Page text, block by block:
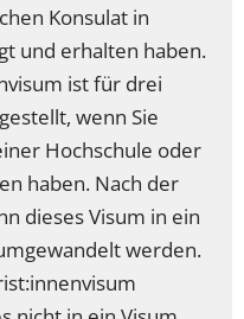
Konsulat in
und erhalten haben.
ist für drei
wenn Sie
Hochschule oder
haben. Nach der
dieses Visum in ein
werden.